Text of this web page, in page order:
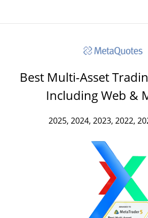
Best Multi-Asset
Including Web &
2025, 2024, 2023, 2022,